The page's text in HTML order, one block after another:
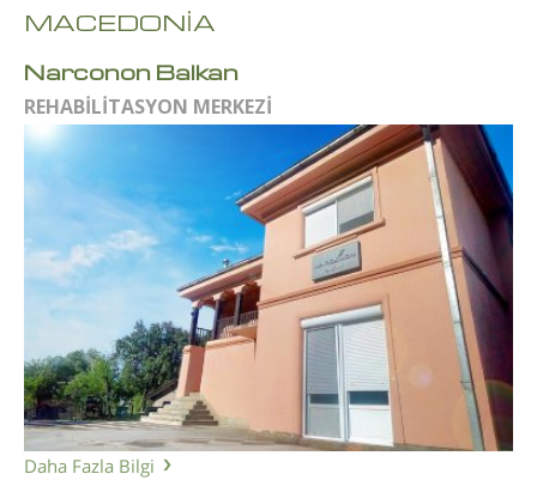
MACEDONİA
Narconon Balkan
REHABİLİTASYON MERKEZİ
Daha Fazla Bilgi